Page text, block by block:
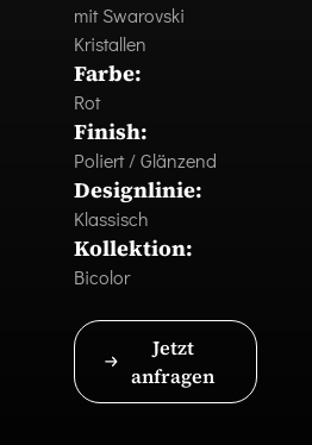
mit Swarovski
Kristallen
Farbe:
Rot
Finish:
Poliert / Glänzend
Designlinie:
Klassisch
Kollektion:
Bicolor
Jetzt
anfragen